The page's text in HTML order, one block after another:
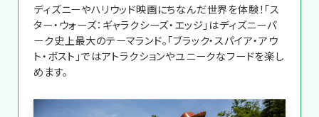
ディズニーやハリウッド映画にちなんだ世界を体験！「ス
ター・ウォーズ：ギャラクシーズ・エッジ」はディズニーパ
ーク史上最大のテーマランド。「ブラック・スパイア・アウ
ト・ポスト」ではアトラクションやユニークなフードを楽し
めます。